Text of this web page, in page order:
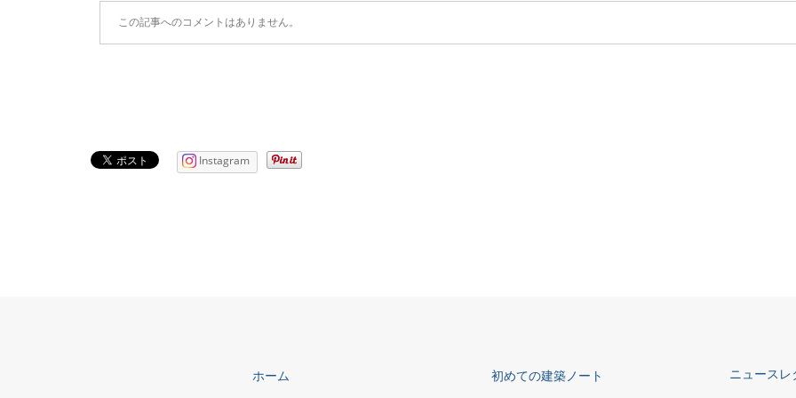
この記事へのコメントはありません。
Instagram
ホーム 初めての建築ノート ニュースレ